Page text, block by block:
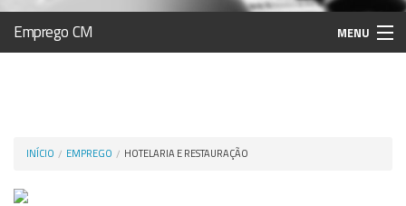
Emprego CM MENU
INÍCIO EMPREGO HOTELARIA E RESTAURAÇÃO